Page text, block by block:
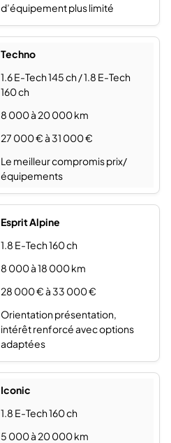
d’équipement plus limité
Techno
1.6 E-Tech 145 ch / 1.8 E-Tech
160 ch
8 000 à 20 000 km
27 000 € à 31 000 €
Le meilleur compromis prix/
équipements
Esprit Alpine
1.8 E-Tech 160 ch
8 000 à 18 000 km
28 000 € à 33 000 €
Orientation présentation,
intérêt renforcé avec options
adaptées
Iconic
1.8 E-Tech 160 ch
5 000 à 20 000 km